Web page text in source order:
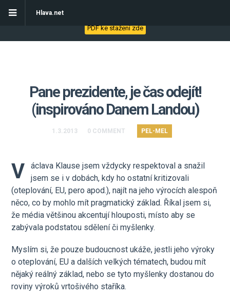
Hlava.net
Pane prezidente, je čas odejít!
(inspirováno Danem Landou)
1.3.2013 0 COMMENT PEL-MEL
V
áclava Klause jsem vždycky respektoval a snažil
jsem se i v dobách, kdy ho ostatní kritizovali
(oteplování, EU, pero apod.), najít na jeho výrocích alespoň
něco, co by mohlo mít pragmatický základ. Říkal jsem si,
že média většinou akcentují hlouposti, místo aby se
zabývala podstatou sdělení či myšlenky.
Myslím si, že pouze budoucnost ukáže, jestli jeho výroky
o oteplování, EU a dalších velkých tématech, budou mít
nějaký reálný základ, nebo se tyto myšlenky dostanou do
roviny výroků vrtošivého staříka.
Stáhněte si eBook - Jak začít s automatizací obchodních procesů
PDF ke stažení zde